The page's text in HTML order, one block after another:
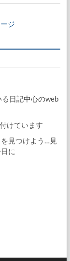
ジ
日記中心のweb
けています
見つけよう…見
に